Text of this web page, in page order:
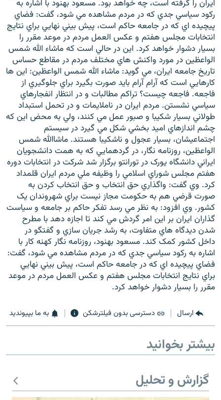
ايران را گرفته است، چه خواهد بود. مسعود بهنود با اشاره به
رکود سياسي جدي که در مردم مشاهده مي شود، گفت: فضاي
پيچيده اي که در جامعه حاکم است، پيش بيني نهايي براي نتايج
انتخابات مجلس هفتم و عکس العمل مردم در موعد مقرر را
بسيار دشوار خواهد کرد. اين در حالي است که ماشاء الله شمس
الواعظين در مورد واکنش هاي مختلف مردم در مقاطع حساس
تاريخ جامعه ايران، مي گويد: ماشاء الله شمس الواعظين: اين ها
کارهايي است که آرام آرام بايد صورت بگيرد براي جلوگيري از
فاجعه. فاجعه چيست؟ تراکم مطالبات و در انتظار انفجارهاي
سياسي نشستن. مردم ايران در ناملايمات و در تحمل استبداد
طولاني بسيار شکيبا و صبور عمل مي کنند، ولي به محض اين که
چشم اندازهاي اميد بخشي شکل مي گيرد در سيستم
اجتماعيشان، بسيار عجول و ناشکيبا هستند. ماشاالله شمس
الواعظين، روزنامه نگار، در گردهمايي که به همت دانشجويان
ايراني دانشگاه يورک در تورانتو برگزار شد شركت در انتخابات دوره
هفتم مجلس شوراي اسلامي را وظيفه ملي مردم ايران قلمداد
كرد. وي گفت: واگذاري حق انتخاب و حق انتخاب کردن به
صورت قرضي هم به حکومت مجاز نيست براي شهروندان يک
کشور. وي افزود: به نظر مي رسد تفکر حاکم بر جامعه و سياست
گذاران ايران بر اين امر گردش مي کند تا اجازه دهد با مطرح
شدن ديدگاه هاي متفاوت، به رشد جريان سازي و گفتگو در
داخل کشور کمک کند. مسعود بهنود، روزنامه نگار كهنه كار با
اشاره به رکود سياسي جدي که در مردم مشاهده مي شود، گفت:
فضاي پيچيده اي که در جامعه حاکم است، پيش بيني نهايي
براي نتايج انتخابات مجلس هفتم و عکس العمل مردم در موعد
مقرر را بسيار دشوار خواهد کرد.
ارسال دسترسی بدون فیلترشکن به ما بپیوندید
بیشتر بخوانید
گزارش و تحلیل